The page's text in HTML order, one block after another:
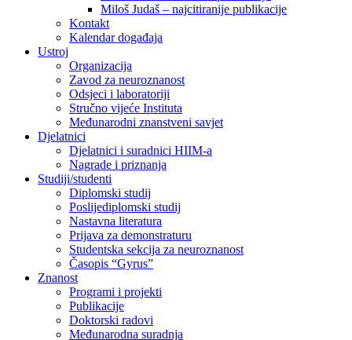
Miloš Judaš – najcitiranije publikacije
Kontakt
Kalendar događaja
Ustroj
Organizacija
Zavod za neuroznanost
Odsjeci i laboratoriji
Stručno vijeće Instituta
Međunarodni znanstveni savjet
Djelatnici
Djelatnici i suradnici HIIM-a
Nagrade i priznanja
Studiji/studenti
Diplomski studij
Poslijediplomski studij
Nastavna literatura
Prijava za demonstraturu
Studentska sekcija za neuroznanost
Časopis “Gyrus”
Znanost
Programi i projekti
Publikacije
Doktorski radovi
Međunarodna suradnja